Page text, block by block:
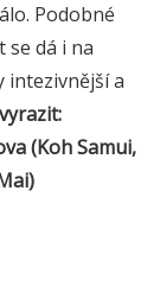
Podobné
se dá i na
intezivnější a
(Koh Samui,